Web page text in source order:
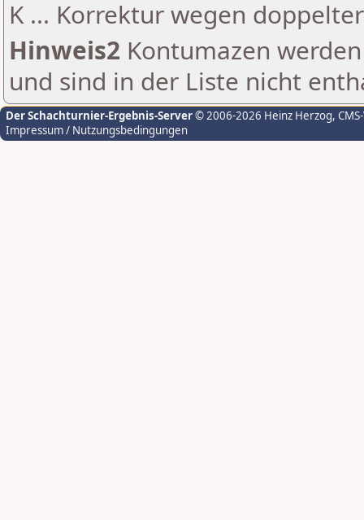
K ... Korrektur wegen
Hinweis2 Kontumazen
und sind in der Liste nicht
Der Schachturnier-Ergebnis-Server© 2006-2026 Heinz Herzog,
Impressum / Nutzungsbedingungen